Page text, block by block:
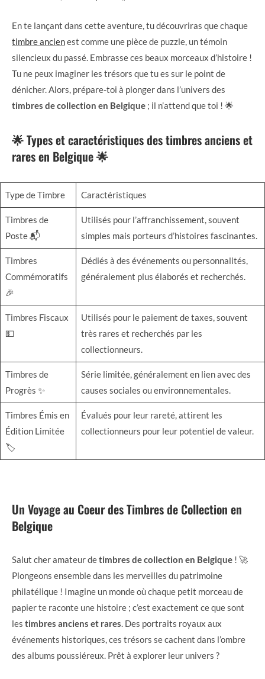
En te lançant dans cette aventure, tu découvriras que chaque
timbre ancienest comme une pièce de puzzle, un témoin
silencieux du passé. Embrasse ces beaux morceaux d’histoire !
Tu ne peux imaginer les trésors que tu es sur le point de
dénicher. Alors, prépare-toi à plonger dans l’univers des
timbres de collection en Belgique ; il n’attend que toi ! 🌟
🌟 Types et caractéristiques des timbres anciens et
rares en Belgique 🌟
Type de Timbre Caractéristiques
Timbres de
Poste 📬
Utilisés pour l’affranchissement, souvent
simples mais porteurs d’histoires fascinantes.
Timbres
Commémoratifs
🎉
Dédiés à des événements ou personnalités,
généralement plus élaborés et recherchés.
Timbres Fiscaux
💵
Utilisés pour le paiement de taxes, souvent
très rares et recherchés par les
collectionneurs.
Timbres de
Progrès ✨
Série limitée, généralement en lien avec des
causes sociales ou environnementales.
Timbres Émis en
Édition Limitée
🏷️
Évalués pour leur rareté, attirent les
collectionneurs pour leur potentiel de valeur.
Un Voyage au Coeur des Timbres de Collection en
Belgique
Salut cher amateur detimbres de collection en Belgique ! 🚀
Plongeons ensemble dans les merveilles du patrimoine
philatélique ! Imagine un monde où chaque petit morceau de
papier te raconte une histoire ; c’est exactement ce que sont
les timbres anciens et rares. Des portraits royaux aux
événements historiques, ces trésors se cachent dans l’ombre
des albums poussiéreux. Prêt à explorer leur univers ?